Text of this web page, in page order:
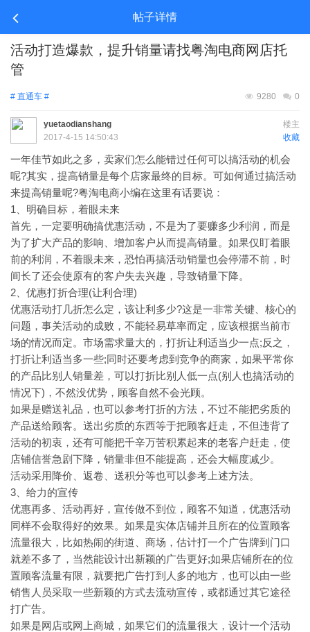
帖子详情
活动打造爆款，提升销量请找粤淘电商网店托
管
# 直通车 # 0
9280
楼主
yuetaodianshang
收藏
2017-4-15 14:50:43
一年佳节如此之多，卖家们怎么能错过任何可以搞活动的机会
呢?其实，提高销量是每个店家最终的目标。可如何通过搞活动
来提高销量呢?粤淘电商小编在这里有话要说：
1、明确目标，着眼未来
首先，一定要明确搞优惠活动，不是为了要赚多少利润，而是
为了扩大产品的影响、增加客户从而提高销量。如果仅盯着眼
前的利润，不着眼未来，恐怕再搞活动销量也会停滞不前，时
间长了还会使原有的客户失去兴趣，导致销量下降。
2、优惠打折合理(让利合理)
优惠活动打几折怎么定，该让利多少?这是一非常关键、核心的
问题，事关活动的成败，不能轻易草率而定，应该根据当前市
场的情况而定。市场需求量大的，打折让利适当少一点;反之，
打折让利适当多一些;同时还要考虑到竞争的商家，如果平常你
的产品比别人销量差，可以打折比别人低一点(别人也搞活动的
情况下)，不然没优势，顾客自然不会光顾。
如果是赠送礼品，也可以参考打折的方法，不过不能把劣质的
产品送给顾客。送出劣质的东西等于把顾客赶走，不但违背了
活动的初衷，还有可能把千辛万苦积累起来的老客户赶走，使
店铺信誉急剧下降，销量非但不能提高，还会大幅度减少。
活动采用降价、返卷、送积分等也可以参考上述方法。
3、给力的宣传
优惠再多、活动再好，宣传做不到位，顾客不知道，优惠活动
同样不会取得好的效果。如果是实体店铺并且所在的位置顾客
流量很大，比如热闹的街道、商场，估计打一个广告牌到门口
就差不多了，当然能设计出新颖的广告更好;如果店铺所在的位
置顾客流量有限，就要把广告打到人多的地方，也可以由一些
销售人员采取一些新颖的方式去流动宣传，或都通过其它途径
打广告。
如果是网店或网上商城，如果它们的流量很大，设计一个活动